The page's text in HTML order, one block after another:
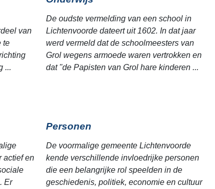
van
te
...
De oudste vermelding van een school in
Lichtenvoorde dateert uit 1602. In dat jaar
werd vermeld dat de schoolmeesters van
Grol wegens armoede waren vertrokken en
dat "de Papisten van Grol hare kinderen ...
actief en
Er
Personen
De voormalige gemeente Lichtenvoorde
kende verschillende invloedrijke personen
die een belangrijke rol speelden in de
geschiedenis, politiek, economie en cultuur